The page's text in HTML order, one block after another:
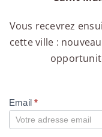
Vous recevrez
cette ville :
Compte
Email*